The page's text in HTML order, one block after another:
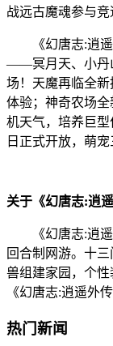
战远古魔魂参与竞
《幻唐志:逍
——冥月天、小丹
场！天魔再临全
体验；神奇农场
机天气，培养巨型
日正式开放，萌
关于《幻唐志:逍遥
《幻唐志:逍
回合制网游。十
兽组建家园，个
《幻唐志:逍遥外传
热门新闻